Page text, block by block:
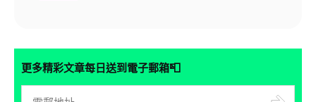
更多精彩文章每日送到電子郵箱📮